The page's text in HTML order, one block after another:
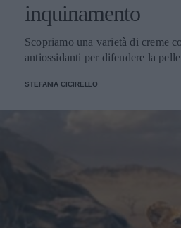
inquinamento
Scopriamo una varietà di creme
antiossidanti per difendere la pelle
STEFANIA CICIRELLO